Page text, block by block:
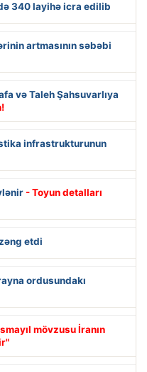
340 layihə icra edilib
artmasının səbəbi
və Taleh Şahsuvarlıya
infrastrukturunun
- Toyun detalları
etdi
ordusundakı
mövzusu İranın